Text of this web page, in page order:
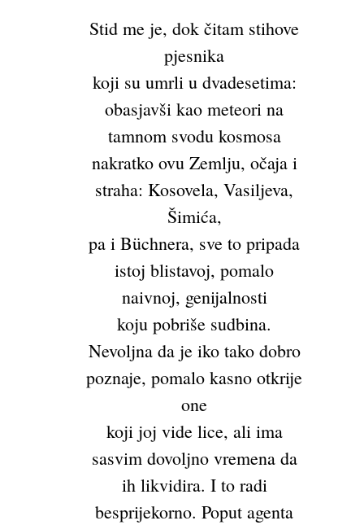
Stid me je, dok čitam stihove
pjesnika
koji su umrli u dvadesetima:
obasjavši kao meteori na
tamnom svodu kosmosa
nakratko ovu Zemlju, očaja i
straha: Kosovela, Vasiljeva,
Šimića,
pa i Büchnera, sve to pripada
istoj blistavoj, pomalo
naivnoj, genijalnosti
koju pobriše sudbina.
Nevoljna da je iko tako dobro
poznaje, pomalo kasno otkrije
one
koji joj vide lice, ali ima
sasvim dovoljno vremena da
ih likvidira. I to radi
besprijekorno. Poput agenta